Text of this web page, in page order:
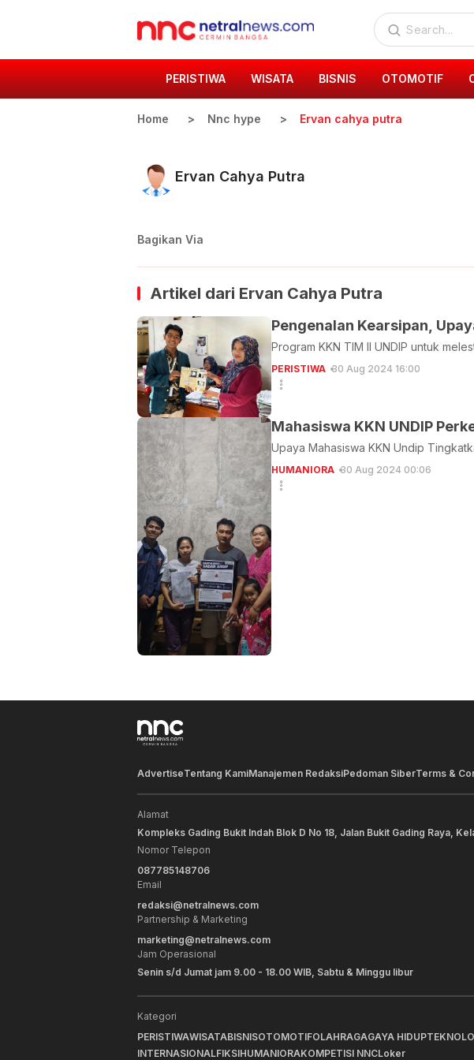
PERISTIWA WISATA BISNIS OTOMOTIF
Home Nnc hype Ervan cahya putra
Ervan Cahya Putra
Bagikan Via
Artikel dari Ervan Cahya Putra
Pengenalan Kearsipan,
Program KKN TIM II UNDIP untuk
PERISTIWA 30 Aug 2024 16:00
Mahasiswa KKN UNDIP
Upaya Mahasiswa KKN Undip
HUMANIORA 30 Aug 2024 00:06
AdvertiseTentang KamiManajemen RedaksiPedoman SiberTerms &
Alamat
Kompleks Gading Bukit Indah Blok D No 18, Jalan Bukit Gading Raya,
Nomor Telepon
087785148706
Email
redaksi@netralnews.com
Partnership & Marketing
marketing@netralnews.com
Jam Operasional
Senin s/d Jumat jam 9.00 - 18.00 WIB, Sabtu & Minggu libur
Kategori
PERISTIWAWISATABISNISOTOMOTIFOLAHRAGAGAYA HIDUP
INTERNASIONALFIKSIHUMANIORAKOMPETISI NNCLoker